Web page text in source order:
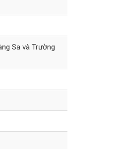
Sa và Trường